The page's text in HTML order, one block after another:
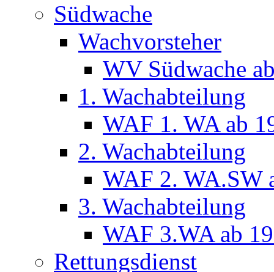
Südwache
Wachvorsteher
WV Südwache
1. Wachabteilung
WAF 1. WA ab
2. Wachabteilung
WAF 2. WA.SW
3. Wachabteilung
WAF 3.WA ab
Rettungsdienst